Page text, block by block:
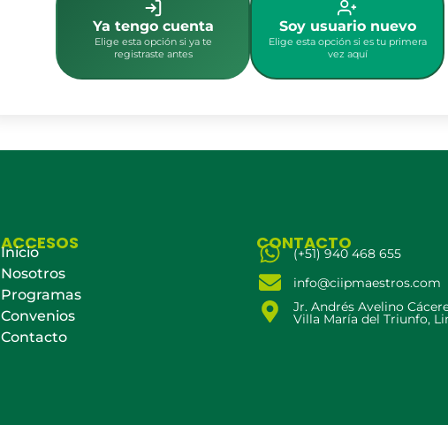
Ya tengo cuenta
Elige esta opción si ya te
registraste antes
Soy usuario nuevo
Elige esta opción si es tu primera
vez aquí
ACCESOS
Inicio
Nosotros
Programas
Convenios
Contacto
CONTACTO
(+51) 940 468 655
info@ciipmaestros.com
Jr. Andrés Avelino
Villa María del Triunfo,